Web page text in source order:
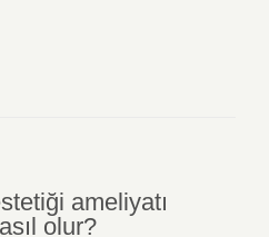
ameliyatı
olur?